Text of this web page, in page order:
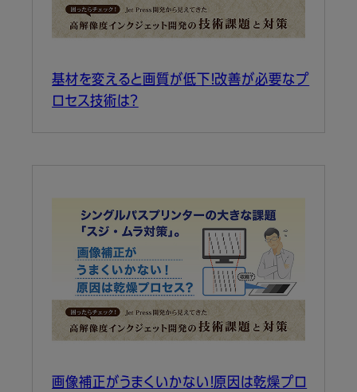
基材を変えると画質が低下！改善が必要なプ
ロセス技術は？
画像補正がうまくいかない！原因は乾燥プロ